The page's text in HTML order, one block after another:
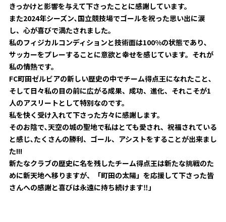
きっかけと影響を与えて下さったことに感謝しています。
また2024年シーズン､国立競技場でゴールを祝った思い出に涙
し、心が喜びで満たされました。
私のフィジカルコンディションと技術面は100%の状態であり､
サッカーをプレーすることに意欲と幸せを感じています。それが
私の情熱です。
FC町田ゼルビアの新しい歴史の中でチーム得点王になれたこと､
そして日々私の目の前に広がる成果、成功、進化、それこそが1
人のアスリートとして特別なのです。
私を快く受け入れて下さった方々に感謝します。
そのお陰で､天空の城の聖地で私はとても愛され、祝福されている
と感じ､たくさんの勝利、ゴール、アシストをすることが出来まし
た!!!
新たなクラブの歴史に名を残したチーム得点王は新たな挑戦のた
めに新天地へ移りますが、「町田の太陽」を応援して下さった皆
さんへの感謝と喜びは永遠に持ち続けます‼」